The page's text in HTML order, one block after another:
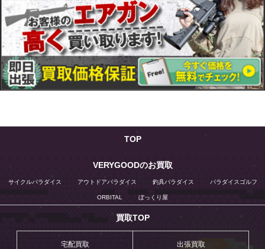
TOP
VERYGOODのお買取
サイクルパラダイス アウトドアパラダイス 釣具パラダイス パラダイスゴルフ
ORBITAL ぼっくり屋
買取TOP
宅配買取 出張買取